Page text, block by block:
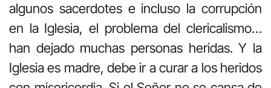
algunos sacerdo­tes e incluso la corrupción
en la Iglesia, el problema del clericalismo…
han dejado muchas personas heridas. Y la
Iglesia es madre, debe ir a curar a los heridos